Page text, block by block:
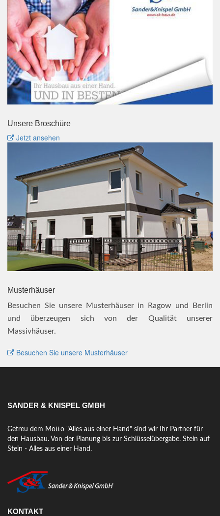
Unsere Broschüre
Jetzt ansehen
Musterhäuser
Besuchen Sie unsere Musterhäuser in Ragow und Berlin
und überzeugen sich von der Qualität unserer
Massivhäuser.
Besuchen Sie unsere Musterhäuser
SANDER & KNISPEL GMBH
Getreu dem Motto "Alles aus einer Hand" sind wir Ihr Partner für
den Hausbau. Von der Planung bis zur Schlüsselübergabe. Stein auf
Stein - Alles aus einer Hand.
KONTAKT